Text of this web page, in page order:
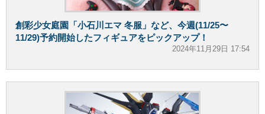
創彩少女庭園「小石川エマ 冬服」など、今週(11/25〜
11/29)予約開始したフィギュアをピックアップ！
2024年11月29日 17:54